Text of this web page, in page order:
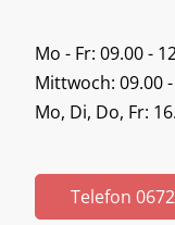
Mo - Fr: 09.00 -
Mittwoch: 09.00
Mo, Di, Do, Fr:
Telefon